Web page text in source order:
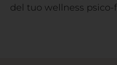
del tuo wellness psico-